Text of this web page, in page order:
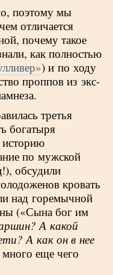
поэтому мы
отличается
почему такое
как полностью
) и по ходу
проппов из экс-
третья
богатыря
историю
по мужской
обсудили
кровать
над горемычной
(«Сына бог им
А какой
А как он в нее
еще чего